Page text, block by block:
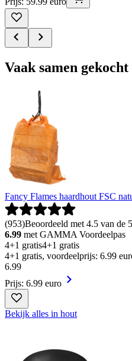
Vaak samen gekocht
Fancy Flames haardhout FSC
(953)Beoordeeld met 4.5 van de
6.99 met GAMMA Voordeelpas
4+1 gratis4+1 gratis
4+1 gratis, voordeelprijs: 6.99
6.99
Prijs: 6.99 euro
Bekijk alles in hout